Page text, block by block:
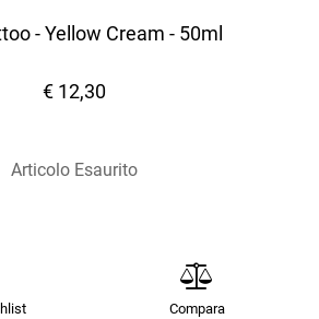
- Yellow Cream - 50ml
€ 12,30
Articolo Esaurito
Compara